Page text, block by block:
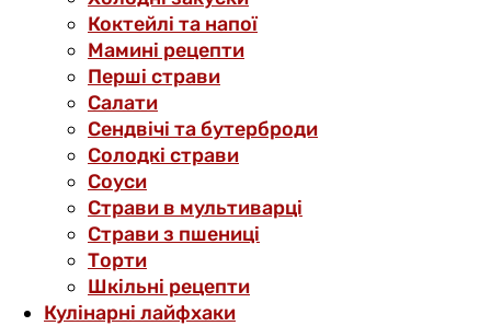
Коктейлі та напої
Мамині рецепти
Перші страви
Салати
Сендвічі та бутерброди
Солодкі страви
Соуси
Страви в мультиварці
Страви з пшениці
Торти
Шкільні рецепти
Кулінарні лайфхаки